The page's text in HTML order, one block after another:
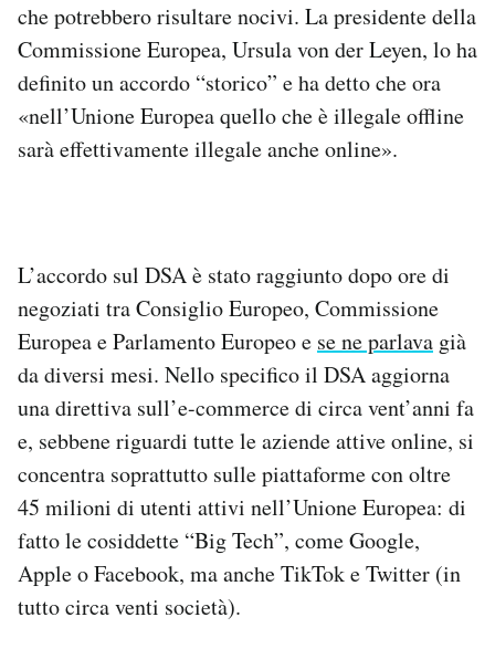
che potrebbero risultare nocivi. La presidente della
Commissione Europea, Ursula von der Leyen, lo ha
definito un accordo “storico” e ha detto che ora
«nell’Unione Europea quello che è illegale offline
sarà effettivamente illegale anche online».
L’accordo sul DSA è stato raggiunto dopo ore di
negoziati tra Consiglio Europeo, Commissione
Europea e Parlamento Europeo e se ne parlava già
da diversi mesi. Nello specifico il DSA aggiorna
una direttiva sull’e-commerce di circa vent’anni fa
e, sebbene riguardi tutte le aziende attive online, si
concentra soprattutto sulle piattaforme con oltre
45 milioni di utenti attivi nell’Unione Europea: di
fatto le cosiddette “Big Tech”, come Google,
Apple o Facebook, ma anche TikTok e Twitter (in
tutto circa venti società).